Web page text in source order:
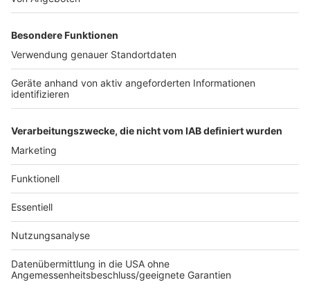
für die Sperrung. Die Maßnahme ist Teil eines
Innenstadt. Für Radfahrende und
mobilitätseingeschränkte Personen stehen während
der Sperrung ausgeschilderte Umleitungen zur
Verfügung. Die Treppen und Rolltreppen auf dieser
Seite der Unterführung bleiben jedoch weiterhin
nutzbar.
Anzeige
Anzeige